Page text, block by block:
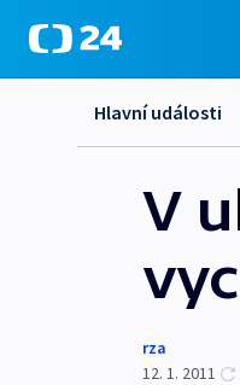
Hlavní události
V
rza
12. 1. 2011